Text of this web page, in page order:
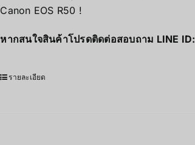
Canon EOS R50 !
หากสนใจสินค้าโปรดติดต่อสอบถาม LINE ID:
รายละเอียด